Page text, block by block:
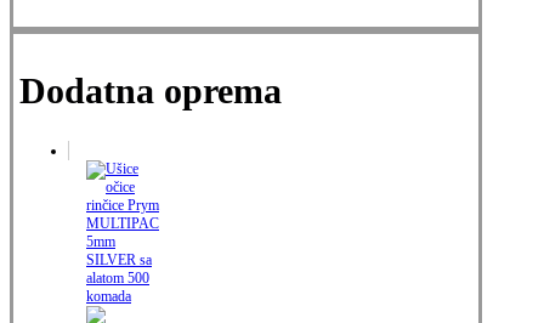
Dodatna oprema